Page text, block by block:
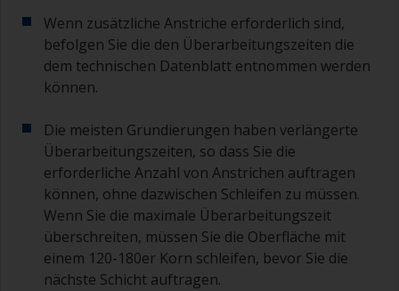
Wenn zusätzliche Anstriche erforderlich sind,
befolgen Sie die den Überarbeitungszeiten die
dem technischen Datenblatt entnommen werden
können.
Die meisten Grundierungen haben verlängerte
Überarbeitungszeiten, so dass Sie die
erforderliche Anzahl von Anstrichen auftragen
können, ohne dazwischen Schleifen zu müssen.
Wenn Sie die maximale Überarbeitungszeit
überschreiten, müssen Sie die Oberfläche mit
einem 120-180er Korn schleifen, bevor Sie die
nächste Schicht auftragen.